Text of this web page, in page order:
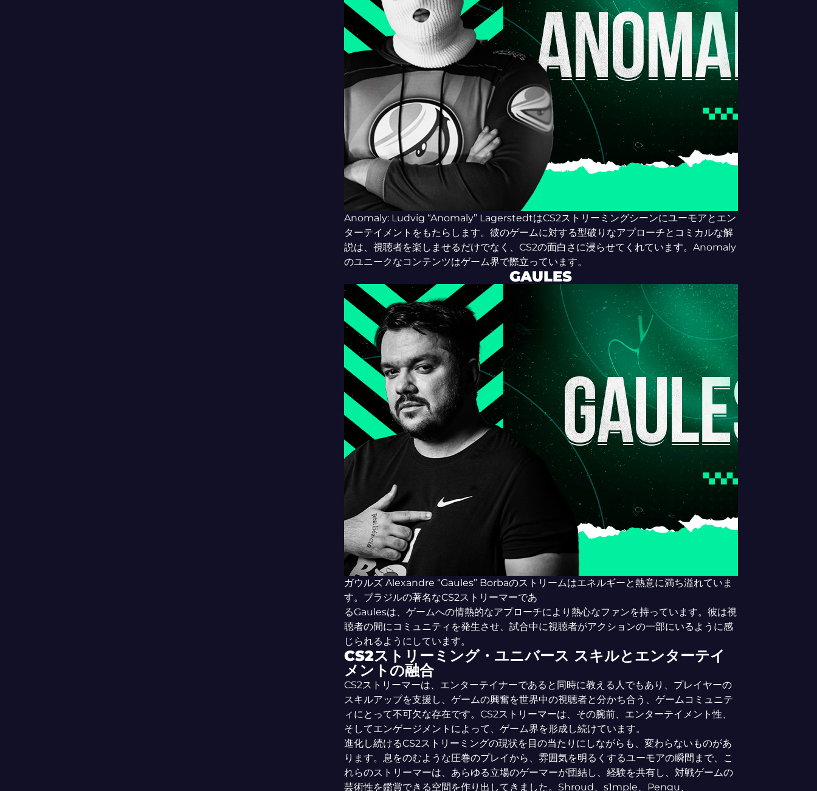
Anomaly: Ludvig “Anomaly” LagerstedtはCS2ストリーミングシーンにユーモアとエン
ターテイメントをもたらします。彼のゲームに対する型破りなアプローチとコミカルな解
説は、視聴者を楽しませるだけでなく、CS2の面白さに浸らせてくれています。Anomaly
のユニークなコンテンツはゲーム界で際立っています。
GAULES
ガウルズ Alexandre “Gaules” Borbaのストリームはエネルギーと熱意に満ち溢れていま
す。ブラジルの著名なCS2ストリーマーであ
るGaulesは、ゲームへの情熱的なアプローチにより熱心なファンを持っています。彼は視
聴者の間にコミュニティを発生させ、試合中に視聴者がアクションの一部にいるように感
じられるようにしています。
CS2ストリーミング・ユニバース スキルとエンターテイ
メントの融合
CS2ストリーマーは、エンターテイナーであると同時に教える人でもあり、プレイヤーの
スキルアップを支援し、ゲームの興奮を世界中の視聴者と分かち合う、ゲームコミュニテ
ィにとって不可欠な存在です。CS2ストリーマーは、その腕前、エンターテイメント性、
そしてエンゲージメントによって、ゲーム界を形成し続けています。
進化し続けるCS2ストリーミングの現状を目の当たりにしながらも、変わらないものがあ
ります。息をのむような圧巻のプレイから、雰囲気を明るくするユーモアの瞬間まで、こ
れらのストリーマーは、あらゆる立場のゲーマーが団結し、経験を共有し、対戦ゲームの
芸術性を鑑賞できる空間を作り出してきました。Shroud、s1mple、Pengu、